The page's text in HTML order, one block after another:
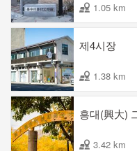
1.05 km
제4시장
1.38 km
흥대(興大)
3.42 km